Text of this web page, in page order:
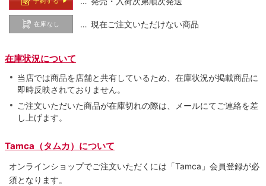
在庫なし … 現在ご注文いただけない商品
在庫状況について
当店では商品を店舗と共有しているため、在庫状況が掲載商品に
即時反映されておりません。
ご注文いただいた商品が在庫切れの際は、メールにてご連絡を差
し上げます。
Tamca（タムカ）について
オンラインショップでご注⽂いただくには「Tamca」会員登録が必
須となります。